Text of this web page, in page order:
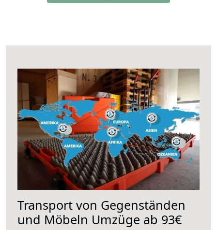
Transport von Gegenständen
und Möbeln Umzüge ab 93€